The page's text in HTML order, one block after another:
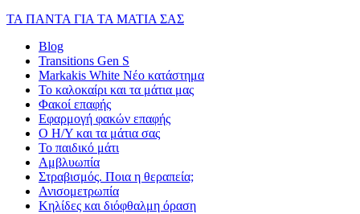
ΤΑ ΠΑΝΤΑ ΓΙΑ ΤΑ ΜΑΤΙΑ ΣΑΣ
Blog
Transitions Gen S
Markakis White Νέο κατάστημα
Το καλοκαίρι και τα μάτια μας
Φακοί επαφής
Εφαρμογή φακών επαφής
Ο Η/Υ και τα μάτια σας
Το παιδικό μάτι
Αμβλυωπία
Στραβισμός. Ποια η θεραπεία;
Ανισομετρωπία
Κηλίδες και διόφθαλμη όραση